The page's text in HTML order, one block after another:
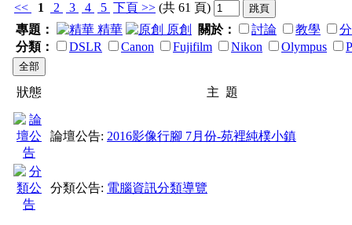
<< 1 2 3 4 5 下頁 >> (共 61 頁)
專題：
精華 原創 關於： 討論 教學
分類：
DSLR Canon Fujifilm Nikon Olympus
狀態 主 題
論壇公告: 2016影像行腳 7月份-苑裡純樸小鎮
分類公告: 電腦資訊分類導覽